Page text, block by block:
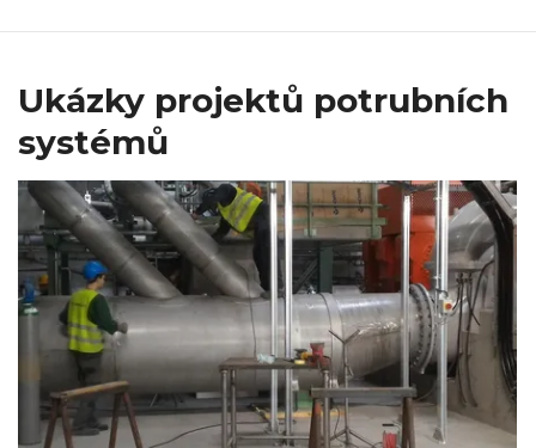
Ukázky projektů potrubních
systémů